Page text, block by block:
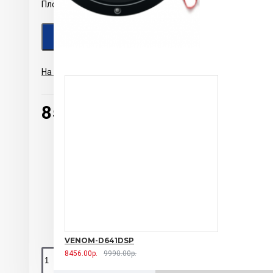
VENOM-D641DSP
8456.00р. 9990.00р.
Плохо
Хорошо
На основе 0 отзывов.
8500.00р.